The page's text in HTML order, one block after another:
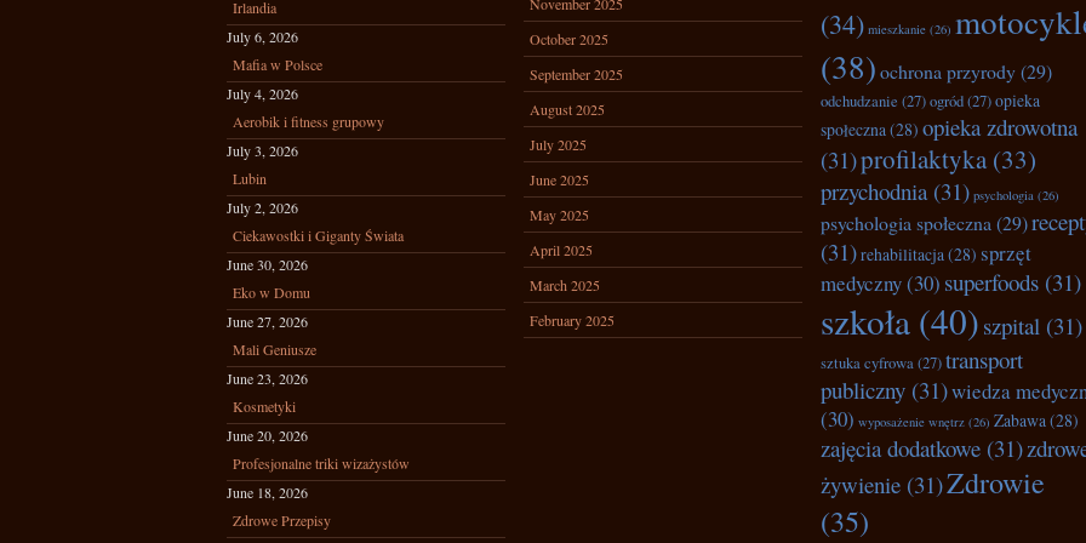
Irlandia
July 6, 2026
Mafia w Polsce
July 4, 2026
Aerobik i fitness grupowy
July 3, 2026
Lubin
July 2, 2026
Ciekawostki i Giganty Świata
June 30, 2026
Eko w Domu
June 27, 2026
Mali Geniusze
June 23, 2026
Kosmetyki
June 20, 2026
Profesjonalne triki wizażystów
June 18, 2026
Zdrowe Przepisy
October 2025
September 2025
August 2025
July 2025
June 2025
May 2025
April 2025
March 2025
February 2025
(34) mieszkanie (26)
(38)ochrona przyrody(29)
odchudzanie (27)ogród(27)opieka
społeczna(28) opieka zdrowotna
(31)profilaktyka(33)
przychodnia(31) psychologia (26)
psychologia społeczna (29)
(31)rehabilitacja(28) sprzęt
medyczny(30) superfoods (31)
szkoła (40) szpital (31)
sztuka cyfrowa(27)transport
publiczny (31)wiedza
(30) wyposażenie wnętrz (26) Zabawa(28)
zajęcia dodatkowe (31)
żywienie (31)Zdrowie
(35)